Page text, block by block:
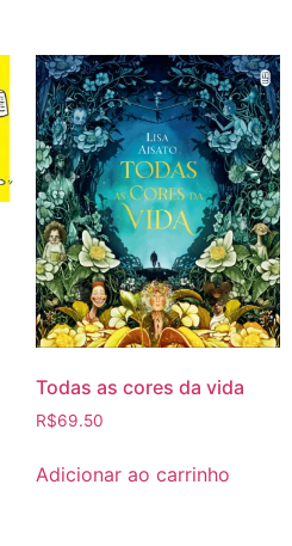
Todas as cores da vida
R$69.50
Adicionar ao carrinho